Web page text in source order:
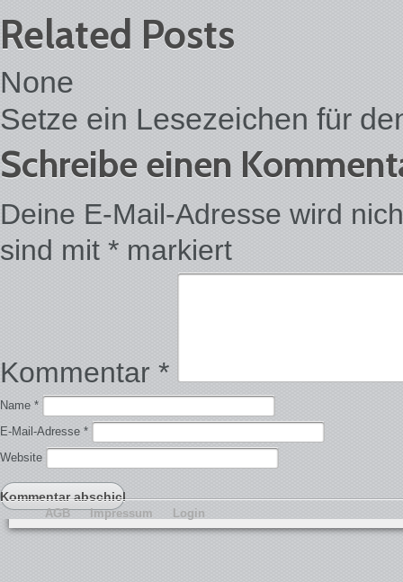
Related Posts
None
Setze ein Lesezeichen für
Schreibe einen
Deine E-Mail-Adresse wird
sind mit * markiert
Kommentar *
Name *
E-Mail-Adresse *
Website
AGB Impressum Login